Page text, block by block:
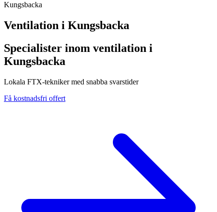
Kungsbacka
Ventilation i Kungsbacka
Specialister inom ventilation i
Kungsbacka
Lokala FTX-tekniker med snabba svarstider
Få kostnadsfri offert